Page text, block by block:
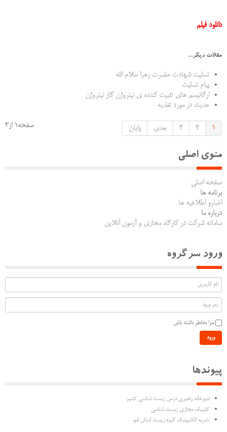
دانلود فیلم
مقالات دیگر...
تسلیت شهادت حضرت زهرا سلام الله
پیام تسلیت
ارگانیسم های تثبیت کننده ی نیتروژن گاز نیتروژن
حدیث در مورد تغذیه
صفحه1 از3 1
2
3 بعدی پایان
منوی اصلی
صفحه اصلی
برنامه ها
اخبارو اطلاعیه ها
درباره ما
سامانه شرکت در کارگاه مجازی و آزمون آنلاین
ورود سرگروه
مرا بخاطر داشته باش
ورود
پیوندها
دبیرخانه راهبری درس زیست شناسی کشور
کلینیک مجازی زیست شناسی
نشریه الکترونیک گروه زیست استان قم